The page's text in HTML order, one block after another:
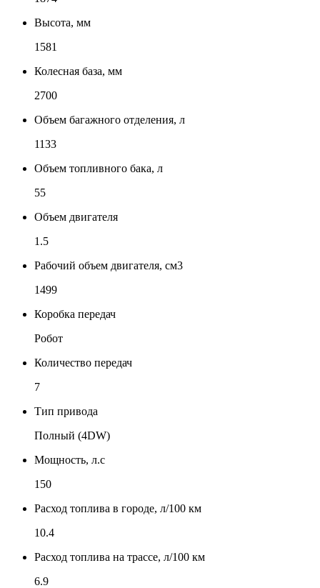
Высота, мм
1581
Колесная база, мм
2700
Объем багажного отделения, л
1133
Объем топливного бака, л
55
Объем двигателя
1.5
Рабочий объем двигателя, см3
1499
Коробка передач
Робот
Количество передач
7
Тип привода
Полный (4DW)
Мощность, л.с
150
Расход топлива в городе, л/100 км
10.4
Расход топлива на трассе, л/100 км
6.9